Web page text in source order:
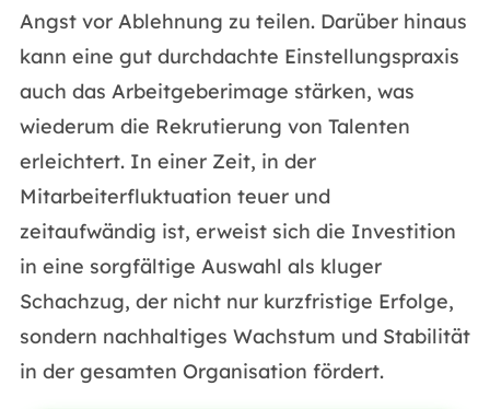
Angst vor Ablehnung zu teilen. Darüber hinaus
kann eine gut durchdachte Einstellungspraxis
auch das Arbeitgeberimage stärken, was
wiederum die Rekrutierung von Talenten
erleichtert. In einer Zeit, in der
Mitarbeiterfluktuation teuer und
zeitaufwändig ist, erweist sich die Investition
in eine sorgfältige Auswahl als kluger
Schachzug, der nicht nur kurzfristige Erfolge,
sondern nachhaltiges Wachstum und Stabilität
in der gesamten Organisation fördert.